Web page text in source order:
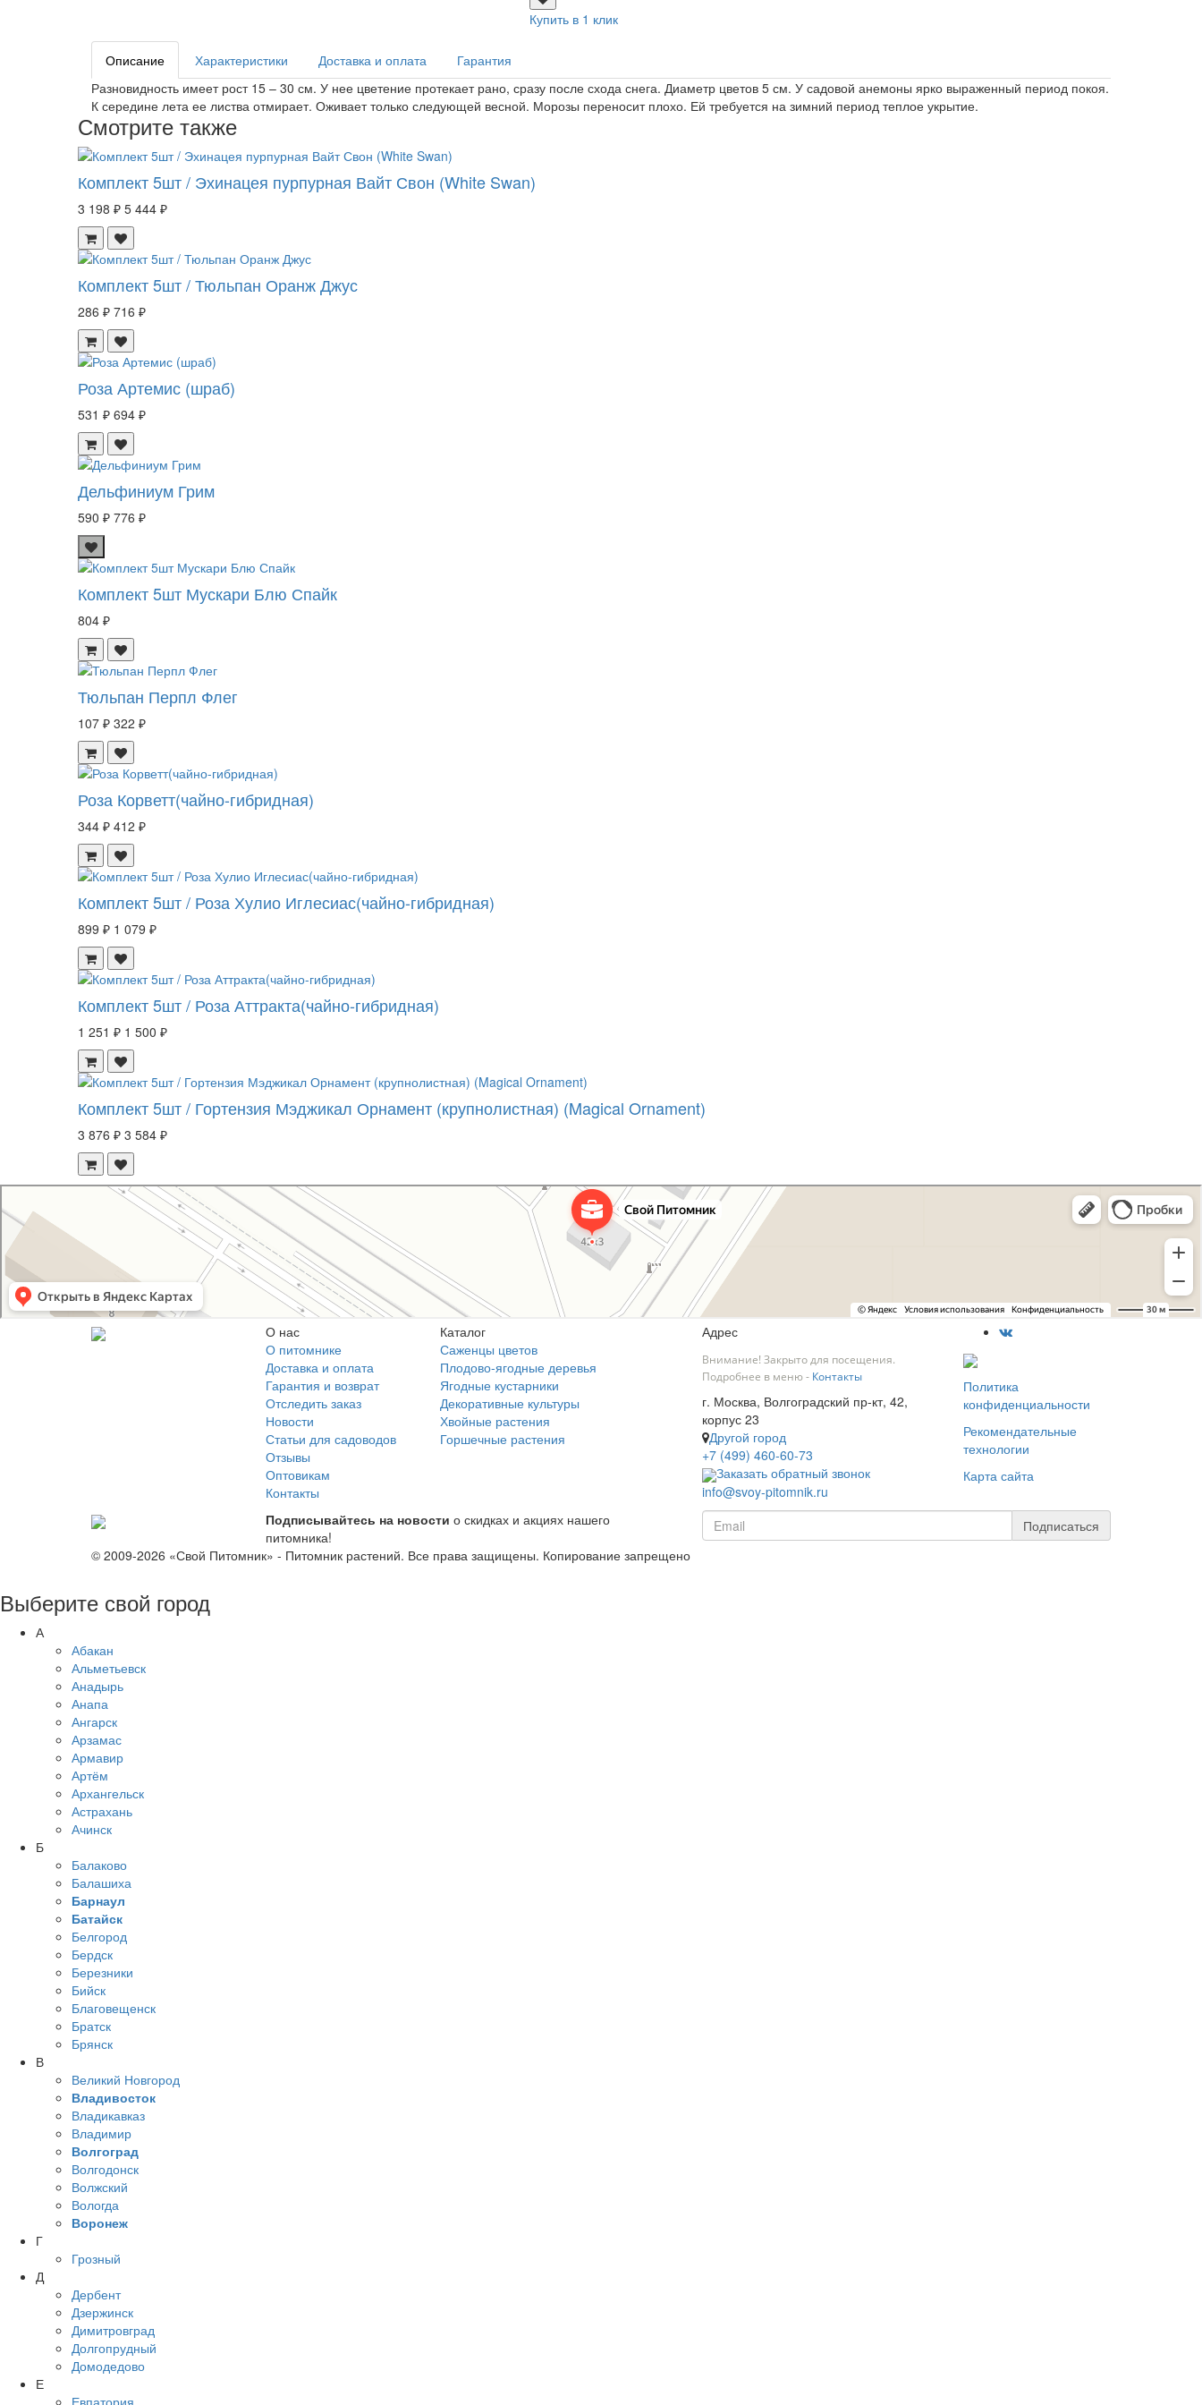
Купить в 1 клик
Описание Характеристики Доставка и оплата
Гарантия
Разновидность имеет рост 15 – 30 см. У нее цветение протекает рано, сразу после схода снега. Диаметр цветов 5 см. У садовой анемоны ярко выраженный период покоя.
К середине лета ее листва отмирает. Оживает только следующей весной. Морозы переносит плохо. Ей требуется на зимний период теплое укрытие.
Смотрите также
Комплект 5шт / Эхинацея пурпурная Вайт Свон (White Swan)
3 198 ₽ 5 444 ₽
Комплект 5шт / Тюльпан Оранж Джус
286 ₽ 716 ₽
Роза Артемис (шраб)
531 ₽ 694 ₽
Дельфиниум Грим
590 ₽ 776 ₽
Комплект 5шт Мускари Блю Спайк
804 ₽
Тюльпан Перпл Флег
107 ₽ 322 ₽
Роза Корветт(чайно-гибридная)
344 ₽ 412 ₽
Комплект 5шт / Роза Хулио Иглесиас(чайно-гибридная)
899 ₽ 1 079 ₽
Комплект 5шт / Роза Аттракта(чайно-гибридная)
1 251 ₽ 1 500 ₽
Комплект 5шт / Гортензия Мэджикал Орнамент (крупнолистная) (Magical Ornament)
3 876 ₽ 3 584 ₽
Питомник растений в Москве
Садовый центр в Москве
О нас
О питомнике
Доставка и оплата
Гарантия и возврат
Отследить заказ
Новости
Статьи для садоводов
Отзывы
Оптовикам
Контакты
Каталог
Саженцы цветов
Плодово-ягодные деревья
Ягодные кустарники
Декоративные культуры
Хвойные растения
Горшечные растения
Адрес
Внимание! Закрыто для посещения.
Подробнее в меню - Контакты
г. Москва, Волгоградский пр-кт, 42,
корпус 23
Другой город
+7 (499) 460-60-73
Заказать обратный звонок
info@svoy-pitomnik.ru
Политика
конфиденциальности
Рекомендательные
технологии
Карта сайта
Подписывайтесь на новости о скидках и акциях нашего
питомника!
Подписаться
© 2009-2026 «Свой Питомник» - Питомник растений. Все права защищены. Копирование запрещено
Выберите свой город
А
Абакан
Альметьевск
Анадырь
Анапа
Ангарск
Арзамас
Армавир
Артём
Архангельск
Астрахань
Ачинск
Б
Балаково
Балашиха
Барнаул
Батайск
Белгород
Бердск
Березники
Бийск
Благовещенск
Братск
Брянск
В
Великий Новгород
Владивосток
Владикавказ
Владимир
Волгоград
Волгодонск
Волжский
Вологда
Воронеж
Г
Грозный
Д
Дербент
Дзержинск
Димитровград
Долгопрудный
Домодедово
Е